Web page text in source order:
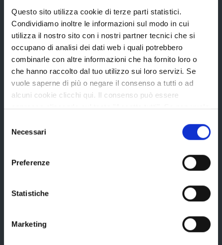
Questo sito utilizza cookie di terze parti statistici.
Condividiamo inoltre le informazioni sul modo in cui
utilizza il nostro sito con i nostri partner tecnici che si
occupano di analisi dei dati web i quali potrebbero
combinarle con altre informazioni che ha fornito loro o
che hanno raccolto dal tuo utilizzo sui loro servizi. Se
vuole saperne di più o negare il consenso a tutti o ad
alcuni cookie clicchi qui. Il consenso può essere
espresso cliccando sul tasto "Accetta tutti". Se non vuole
tasto "Rifiuta".
delNecessari
Preferenze
Statistiche
Marketing
La Provincia
Organi di governo
Statuto e Regolamenti
Amministrazione Trasparente
Uffici e orari
Elezioni
Bandi e avvisi